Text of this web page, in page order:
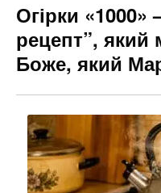
Огірки
рецепт”, який
Боже, який